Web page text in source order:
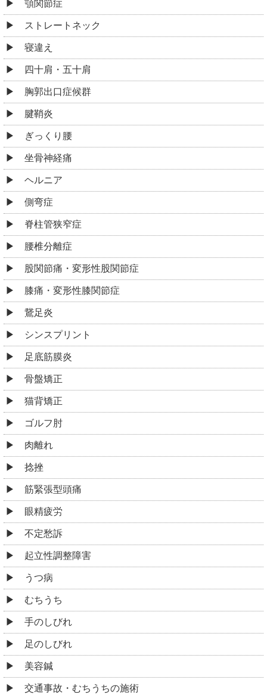
顎関節症
ストレートネック
寝違え
四十肩・五十肩
胸郭出口症候群
腱鞘炎
ぎっくり腰
坐骨神経痛
ヘルニア
側弯症
脊柱管狭窄症
腰椎分離症
股関節痛・変形性股関節症
膝痛・変形性膝関節症
鵞足炎
シンスプリント
足底筋膜炎
骨盤矯正
猫背矯正
ゴルフ肘
肉離れ
捻挫
筋緊張型頭痛
眼精疲労
不定愁訴
起立性調整障害
うつ病
むちうち
手のしびれ
足のしびれ
美容鍼
交通事故・むちうちの施術